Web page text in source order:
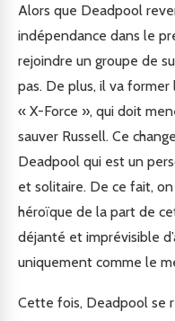
Alors que Deadpool
indépendance dans le
rejoindre un groupe de
pas. De plus, il va
« X-Force », qui doit
sauver Russell. Ce
Deadpool qui est un
et solitaire. De ce fait,
héroïque de la part de
déjanté et imprévisible
uniquement comme le
Cette fois, Deadpool se